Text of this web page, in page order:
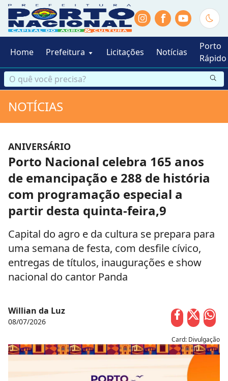
f
Home Prefeitura Licitações Notícias
Porto
Rápido
NOTÍCIAS
ANIVERSÁRIO
Porto Nacional celebra 165 anos
de emancipação e 288 de história
com programação especial a
partir desta quinta-feira,9
Capital do agro e da cultura se prepara para
uma semana de festa, com desfile cívico,
entregas de títulos, inaugurações e show
nacional do cantor Panda
Willian da Luz
08/07/2026
Card: Divulgação